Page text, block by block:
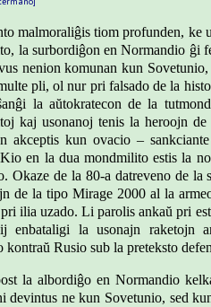
malmoraliĝis tiomprofunden, ke
la surbordiĝon en Normandio ĝi
nenion komunan kun
pli, ol nur pri falsado de la hi
la aŭtokratecon de la
kaj usonanoj tenis la heroojn
akceptis kun ovacio –
Kio en la dua mondmilito estis la
Okaze de la 80-a datreveno de
de la tipo Mirage 2000 al la
ilia uzado. Li parolis ankaŭ pri
enbataligi la usonajn raketojn
kontraŭ Rusio sub la preteksto
la albordiĝo en Normandio
devintus ne kun Sovetunio, sed